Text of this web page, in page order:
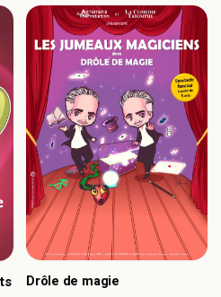
Drôle de magie